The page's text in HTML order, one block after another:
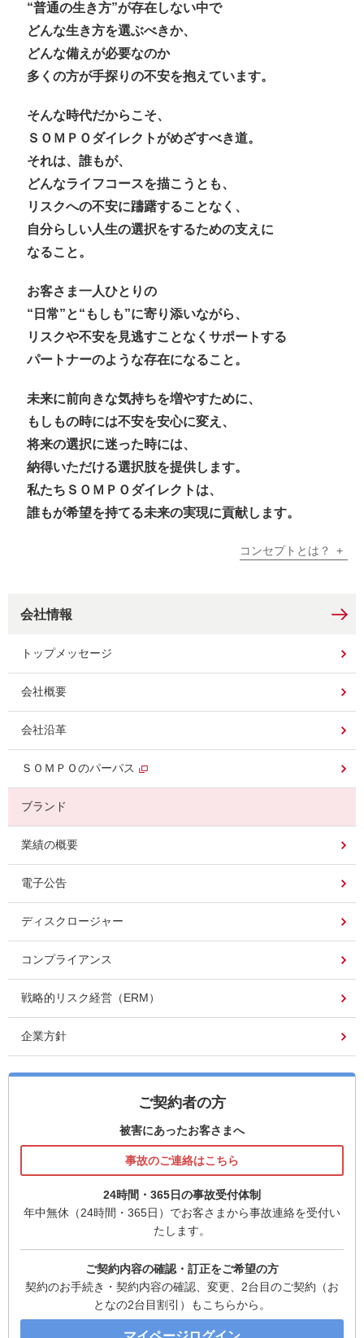
“普通の生き方”が存在しない中で
どんな生き方を選ぶべきか、
どんな備えが必要なのか
多くの方が手探りの不安を抱えています。
そんな時代だからこそ、
ＳＯＭＰＯダイレクトがめざすべき道。
それは、誰もが、
どんなライフコースを描こうとも、
リスクへの不安に躊躇することなく、
自分らしい人生の選択をするための支えに
なること。
お客さま一人ひとりの
“日常”と“もしも”に寄り添いながら、
リスクや不安を見逃すことなくサポートする
パートナーのような存在になること。
未来に前向きな気持ちを増やすために、
もしもの時には不安を安心に変え、
将来の選択に迷った時には、
納得いただける選択肢を提供します。
私たちＳＯＭＰＯダイレクトは、
誰もが希望を持てる未来の実現に貢献します。
コンセプトとは？
会社情報
トップメッセージ
会社概要
会社沿革
ＳＯＭＰＯのパーパス
ブランド
業績の概要
電子公告
ディスクロージャー
コンプライアンス
戦略的リスク経営（ERM）
企業方針
ご契約者の方
被害にあったお客さまへ
事故のご連絡はこちら
24時間・365日の事故受付体制
年中無休（24時間・365日）でお客さまから事故連絡を受付い
たします。
ご契約内容の確認・訂正をご希望の方
契約のお手続き・契約内容の確認、変更、2台目のご契約（お
となの2台目割引）もこちらから。